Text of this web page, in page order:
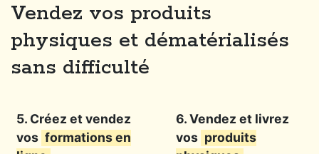
Vendez vos produits
physiques et dématérialisés
sans difficulté
5. Créez et vendez
vos formations en
6. Vendez et livrez
vos produits